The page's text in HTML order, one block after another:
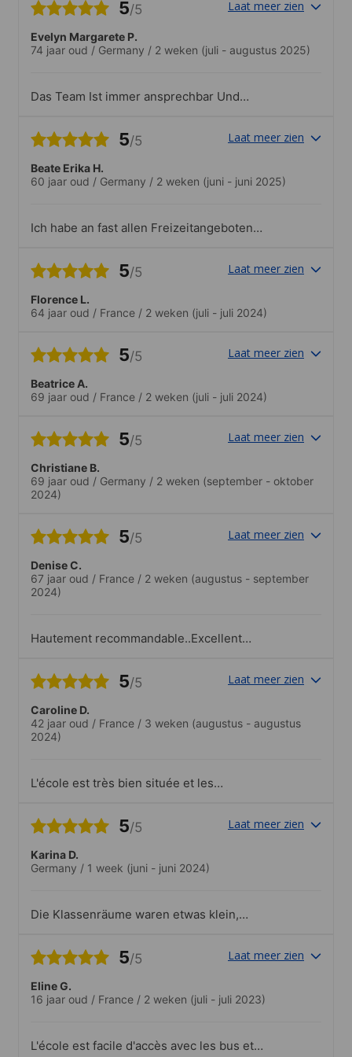
5/5 Laat meer zien
Evelyn Margarete P.
74 jaar oud / Germany / 2 weken (juli - augustus 2025)
Das Team Ist immer ansprechbar Und
5/5 Laat meer zien
Beate Erika H.
60 jaar oud / Germany / 2 weken (juni - juni 2025)
Ich habe an fast allen Freizeitangeboten
Unternehmung hat das Brelade College
und bezahlt wurde auch dort.
5/5 Laat meer zien
Florence L.
64 jaar oud / France / 2 weken (juli - juli 2024)
5/5 Laat meer zien
Beatrice A.
69 jaar oud / France / 2 weken (juli - juli 2024)
5/5 Laat meer zien
Christiane B.
69 jaar oud / Germany / 2 weken (september - oktober
2024)
5/5 Laat meer zien
Denise C.
67 jaar oud / France / 2 weken (augustus - september
2024)
Hautement recommandable..Excellent
5/5 Laat meer zien
Caroline D.
42 jaar oud / France / 3 weken (augustus - augustus
2024)
L'école est très bien située et les
activités sont très bien.
5/5 Laat meer zien
Karina D.
Germany / 1 week (juni - juni 2024)
Die Klassenräume waren etwas klein,
und kompetent, es wurde auch nach
organisiert, ein Ausflug montags
nachmittags, später noch ein Treffen im
Die Ausflüge waren alle kostenlos, man
5/5 Laat meer zien
Eline G.
16 jaar oud / France / 2 weken (juli - juli 2023)
L'école est facile d'accès avec les bus et